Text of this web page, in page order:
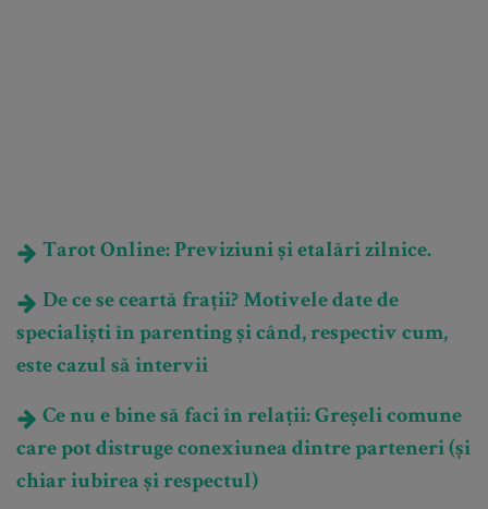
Tarot Online: Previziuni și etalări zilnice.
De ce se ceartă frații? Motivele date de
specialiști în parenting și când, respectiv cum,
este cazul să intervii
Ce nu e bine să faci în relații: Greșeli comune
care pot distruge conexiunea dintre parteneri (și
chiar iubirea și respectul)